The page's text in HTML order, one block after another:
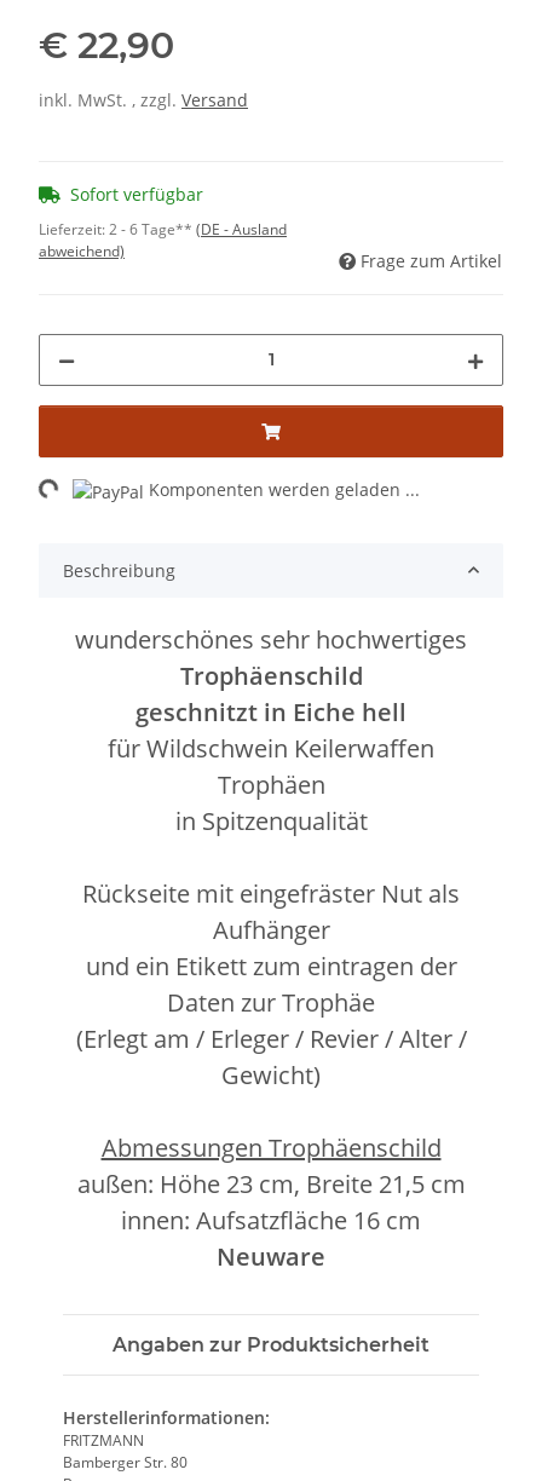
€ 22,90
inkl. MwSt. , zzgl. Versand
Sofort verfügbar
Lieferzeit:2 - 6 Tage** (DE - Ausland
abweichend)
Frage zum Artikel
Loading... Komponenten werden geladen ...
Beschreibung
wunderschönes sehr hochwertiges
Trophäenschild
geschnitzt in Eiche hell
für Wildschwein Keilerwaffen
Trophäen
in Spitzenqualität
Rückseite mit eingefräster Nut als
Aufhänger
und ein Etikett zum eintragen der
Daten zur Trophäe
(Erlegt am / Erleger / Revier / Alter /
Gewicht)
Abmessungen Trophäenschild
außen: Höhe 23 cm, Breite 21,5 cm
innen: Aufsatzfläche 16 cm
Neuware
Angaben zur Produktsicherheit
Herstellerinformationen:
FRITZMANN
Bamberger Str. 80